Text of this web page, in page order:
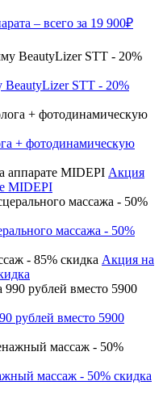
– всего за 19 900₽
STT - 20%
+ фотодинамическую
Акция
MIDEPI
массажа - 50%
Акция на
рублей вместо 5900
массаж - 50% скидка